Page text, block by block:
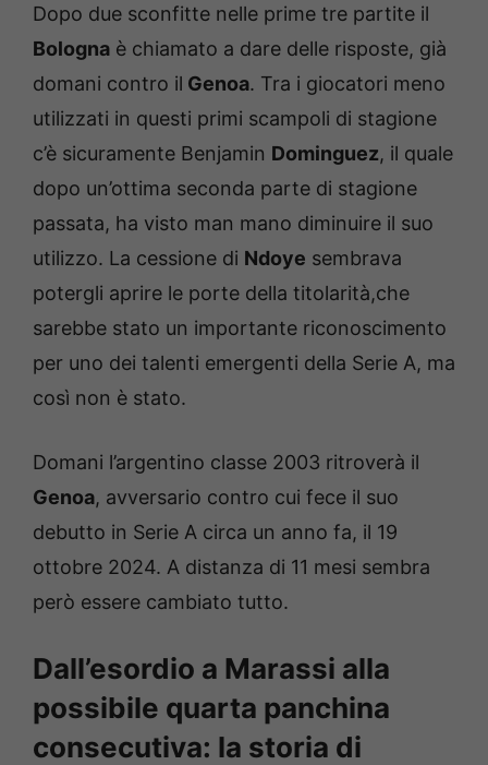
Dopo due sconfitte nelle prime tre partite il
Bologna è chiamato a dare delle risposte, già
domani contro il Genoa. Tra i giocatori meno
utilizzati in questi primi scampoli di stagione
c’è sicuramente Benjamin Dominguez, il quale
dopo un’ottima seconda parte di stagione
passata, ha visto man mano diminuire il suo
utilizzo. La cessione di Ndoye sembrava
potergli aprire le porte della titolarità,che
sarebbe stato un importante riconoscimento
per uno dei talenti emergenti della Serie A, ma
così non è stato.
Domani l’argentino classe 2003 ritroverà il
Genoa, avversario contro cui fece il suo
debutto in Serie A circa un anno fa, il 19
ottobre 2024. A distanza di 11 mesi sembra
però essere cambiato tutto.
Dall’esordio a Marassi alla
possibile quarta panchina
consecutiva: la storia di